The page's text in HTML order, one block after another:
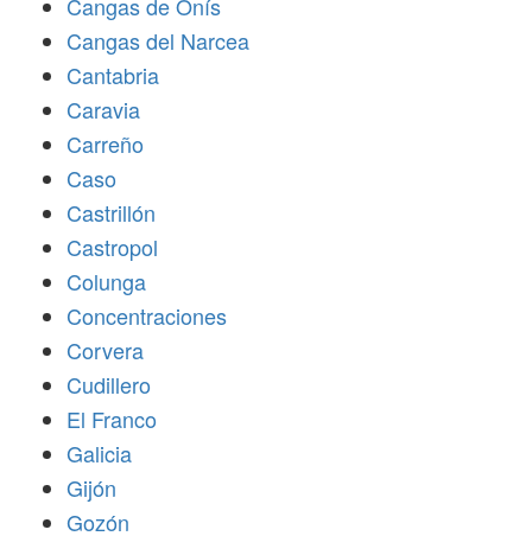
Cangas del Narcea
Cantabria
Caravia
Carreño
Caso
Castrillón
Castropol
Colunga
Concentraciones
Corvera
Cudillero
El Franco
Galicia
Gijón
Gozón